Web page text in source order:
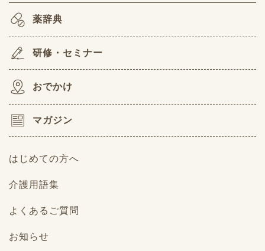
薬辞典
研修・セミナー
おでかけ
マガジン
はじめての方へ
介護用語集
よくあるご質問
お知らせ